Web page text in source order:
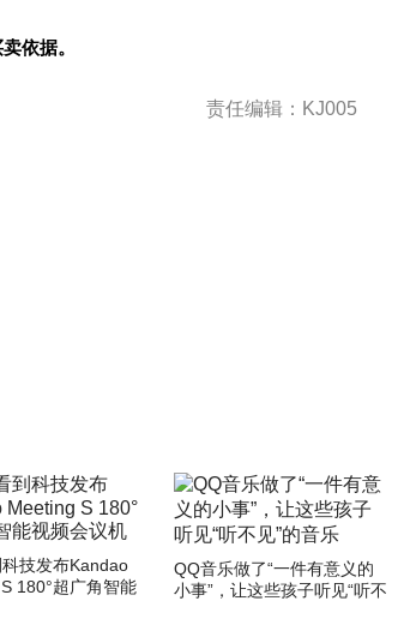
依据。
责任编辑：KJ005
技发布Kandao
180°超广角智能
QQ音乐做了“一件有意义的
小事”，让这些孩子听见“听不